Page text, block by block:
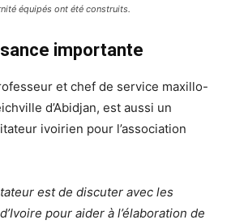
équipés ont été construits.
importante
et chef de service maxillo-
d’Abidjan, est aussi un
ivoirien pour l’association
est de discuter avec les
pour aider à l’élaboration de